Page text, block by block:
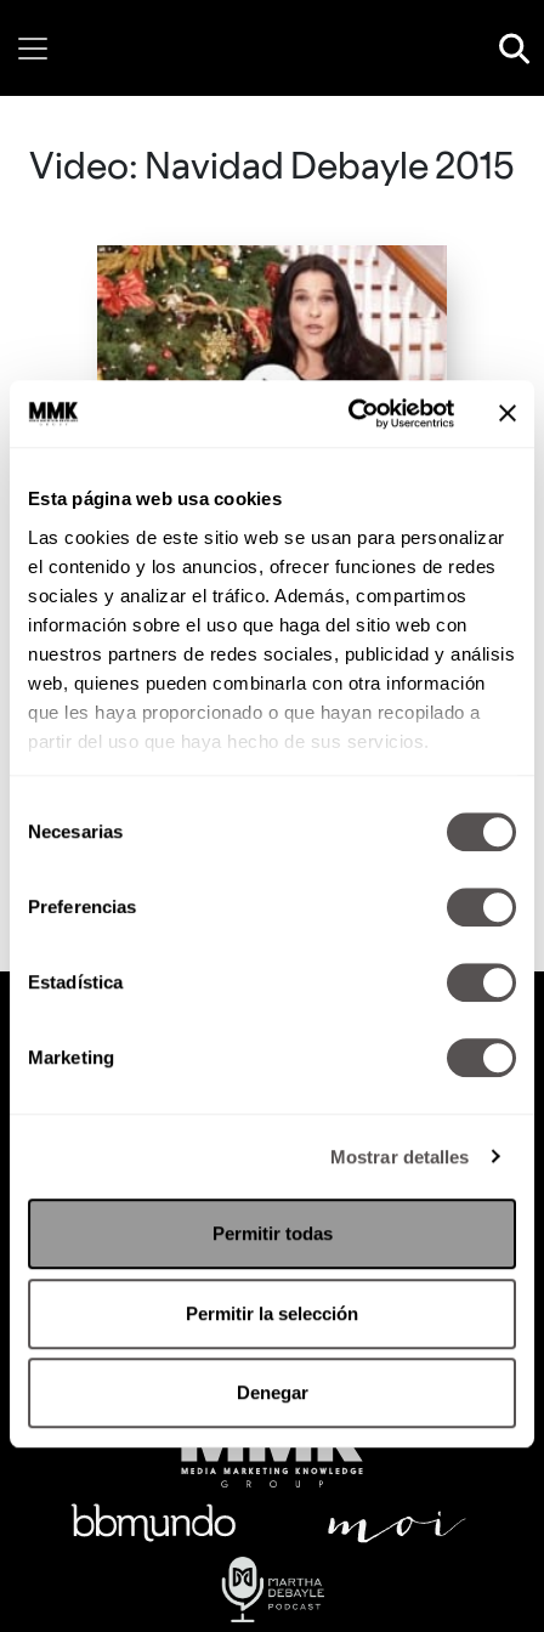
Esta página web usa cookies
Las cookies de este sitio web se usan para personalizar
el contenido y los anuncios, ofrecer funciones de redes
sociales y analizar el tráfico. Además, compartimos
información sobre el uso que haga del sitio web con
nuestros partners de redes sociales, publicidad y análisis
web, quienes pueden combinarla con otra información
que les haya proporcionado o que hayan recopilado a
partir del uso que haya hecho de sus servicios.
Necesarias
Preferencias
Estadística
Marketing
Mostrar detalles
Permitir todas
Permitir la selección
Denegar
Video: Navidad Debayle 2015
Video: Navidad Debayle 2015
Como cada año Martha comparte
la decoración de su árbol de
Navidad y este año viene un
tutorial de un...
Política de Privacidad
PODCAST RADIO MARTHA EVENTOS
SACA TU ID